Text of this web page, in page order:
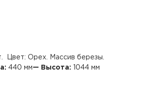
Цвет: Орех. Массив березы.
440 мм— Высота: 1044 мм